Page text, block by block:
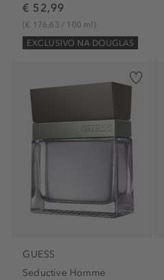
€ 52,99
(€ 176,63 / 100 ml)
EXCLUSIVO NA DOUGLAS
GUESS
Seductive Homme